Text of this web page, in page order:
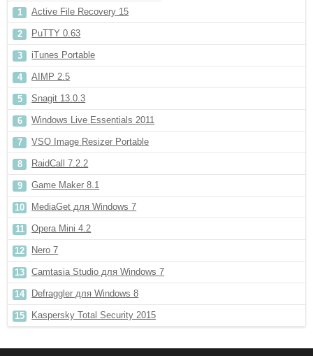
Active File Recovery 15
PuTTY 0.63
iTunes Portable
AIMP 2.5
Snagit 13.0.3
Windows Live Essentials 2011
VSO Image Resizer Portable
RaidCall 7.2.2
Game Maker 8.1
MediaGet для Windows 7
Opera Mini 4.2
Nero 7
Camtasia Studio для Windows 7
Defraggler для Windows 8
Kaspersky Total Security 2015